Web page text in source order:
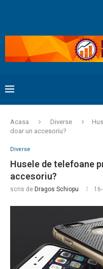
Acasa Diverse
doar un accesoriu?
Diverse
Husele de telefoane
accesoriu?
scris de Dragos Schiopu